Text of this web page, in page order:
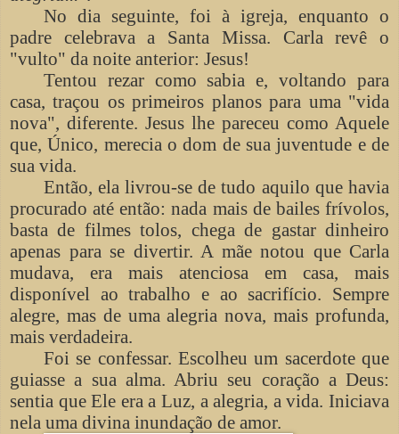
No dia seguinte, foi à igreja, enquanto o
padre celebrava a Santa Missa. Carla revê o
"vulto" da noite anterior: Jesus!
Tentou rezar como sabia e, voltando para
casa, traçou os primeiros planos para uma "vida
nova", diferente. Jesus lhe pareceu como Aquele
que, Único, merecia o dom de sua juventude e de
sua vida.
Então, ela livrou-se de tudo aquilo que havia
procurado até então: nada mais de bailes frívolos,
basta de filmes tolos, chega de gastar dinheiro
apenas para se divertir. A mãe notou que Carla
mudava, era mais atenciosa em casa, mais
disponível ao trabalho e ao sacrifício. Sempre
alegre, mas de uma alegria nova, mais profunda,
mais verdadeira.
Foi se confessar. Escolheu um sacerdote que
guiasse a sua alma. Abriu seu coração a Deus:
sentia que Ele era a Luz, a alegria, a vida. Iniciava
nela uma divina inundação de amor.